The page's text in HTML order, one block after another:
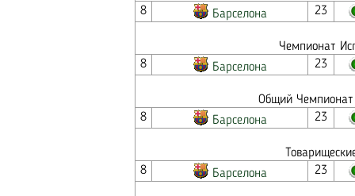
8 Барселона 23
Чемпионат
8
Барселона 23
Общий
8
Барселона 23
8
Барселона 23